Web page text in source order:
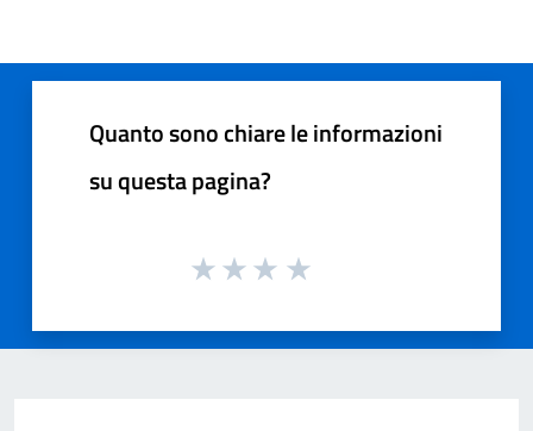
Quanto sono chiare le informazioni
su questa pagina?